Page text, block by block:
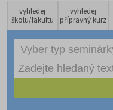
vyhledej
školu/fakultu
vyhledej
přípravný kurz